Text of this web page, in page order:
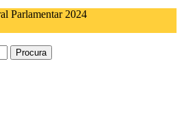
Parlamentar 2024
Procura